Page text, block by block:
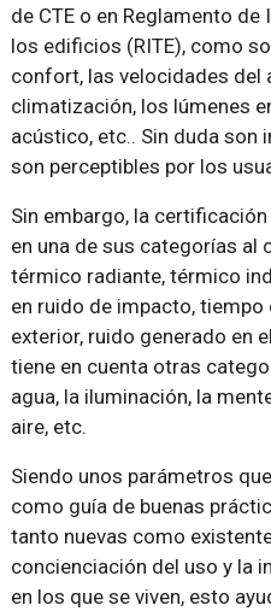
de CTE o en Reglamento
los edificios (RITE), como
confort, las velocidades del
climatización, los lúmenes
acústico, etc.. Sin duda
son perceptibles por los
Sin embargo, la
en una de sus categorías
térmico radiante, térmico
en ruido de impacto, tiempo
exterior, ruido generado en
tiene en cuenta otras
agua, la iluminación, la
aire, etc.
Siendo unos parámetros
como guía de buenas
tanto nuevas como
concienciación del uso y la
en los que se viven, esto